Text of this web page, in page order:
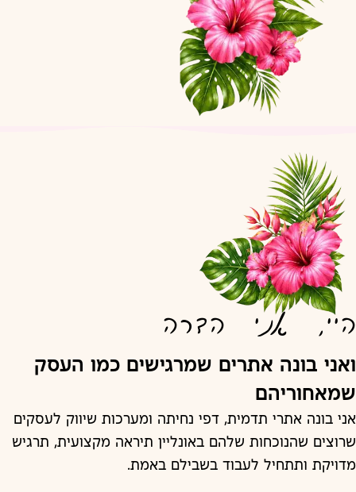
היי, אני הדרה
ואני בונה אתרים שמרגישים כמו העסק
שמאחוריהם
אני בונה אתרי תדמית, דפי נחיתה ומערכות שיווק לעסקים
שרוצים שהנוכחות שלהם באונליין תיראה מקצועית, תרגיש
מדויקת ותתחיל לעבוד בשבילם באמת.